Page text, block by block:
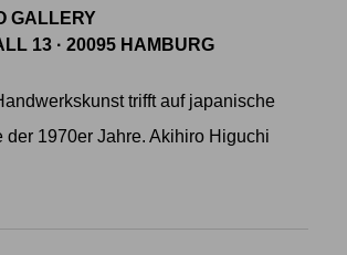
GALLERY
13 · 20095 HAMBURG
trifft auf japanische
der 1970er Jahre. Akihiro Higuchi